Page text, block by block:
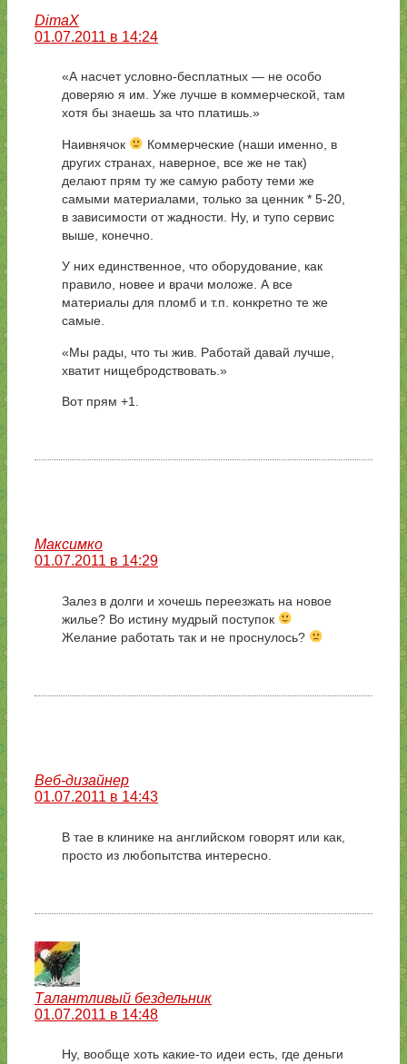
DimaX
01.07.2011 в 14:24
«А насчет условно-бесплатных — не особо
доверяю я им. Уже лучше в коммерческой, там
хотя бы знаешь за что платишь.»
Наивнячок
Коммерческие (наши именно, в
других странах, наверное, все же не так)
делают прям ту же самую работу теми же
самыми материалами, только за ценник * 5-20,
в зависимости от жадности. Ну, и тупо сервис
выше, конечно.
У них единственное, что оборудование, как
правило, новее и врачи моложе. А все
материалы для пломб и т.п. конкретно те же
самые.
«Мы рады, что ты жив. Работай давай лучше,
хватит нищебродствовать.»
Вот прям +1.
Максимко
01.07.2011 в 14:29
Залез в долги и хочешь переезжать на новое
жилье? Во истину мудрый поступок
Желание работать так и не проснулось?
Веб-дизайнер
01.07.2011 в 14:43
В тае в клинике на английском говорят или как,
просто из любопытства интересно.
Талантливый бездельник
01.07.2011 в 14:48
Ну, вообще хоть какие-то идеи есть, где деньги